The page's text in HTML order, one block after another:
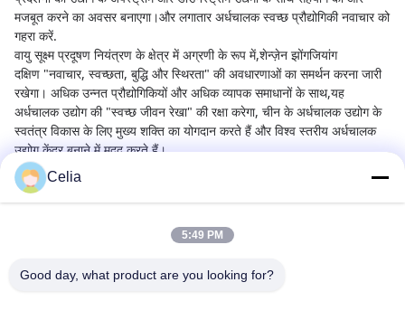
मजबूत करने का अवसर बनाएगा।और लगातार अर्धचालक स्वच्छ प्रौद्योगिकी नवाचार को
गहरा करें.
वायु सूक्ष्म प्रदूषण नियंत्रण के क्षेत्र में अग्रणी के रूप में,शेन्ज़ेन झोंगजियांग
दक्षिण "नवाचार, स्वच्छता, बुद्धि और स्थिरता" की अवधारणाओं का समर्थन करना जारी
रखेगा। अधिक उन्नत प्रौद्योगिकियों और अधिक व्यापक समाधानों के साथ,यह
अर्धचालक उद्योग की "स्वच्छ जीवन रेखा" की रक्षा करेगा, चीन के अर्धचालक उद्योग के
स्वतंत्र विकास के लिए मुख्य शक्ति का योगदान करते हैं और विश्व स्तरीय अर्धचालक
उद्योग केंद्र बनाने में मदद करते हैं।
Shenzhen Zhong Jian South Environment
Celia
5:49 PM
Good day, what product are you looking for?